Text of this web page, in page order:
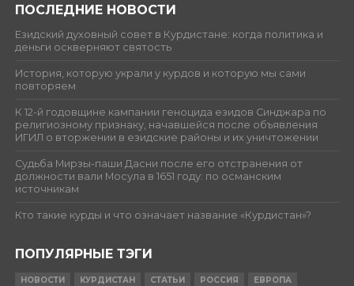
ПОСЛЕДНИЕ НОВОСТИ
Езидский духовный совет в Курдистане: когда политика и
деньги оскверняют святость
История, которую украли у курдов и которую мы сами
повторяем
К 12-й годовщине кампании геноцида езидов Синджара по
религиозному признаку, начавшейся после объявления
ИГИЛ о вторжении в езидские районы и их уничтожении
Судьба Мирзы-паши Дасни после его отстранения от
должности вали Мосула в 1651 году: по османским
источникам
Кто такие курды и что означает название «Курдистан»?
ПОПУЛЯРНЫЕ ТЭГИ
НОВОСТИ КУРДИСТАН СТАТЬИ РОССИЯ
ЕВРОПА